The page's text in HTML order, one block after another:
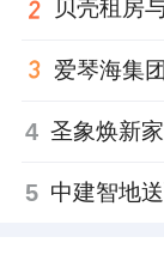
4
5 中建智地